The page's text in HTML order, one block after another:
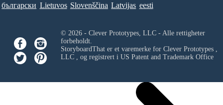
български Lietuvos Slovenščina Latvijas eesti
© 2026 - Clever Prototypes, LLC - Alle rettigheter
forbeholdt.
StoryboardThat er et varemerke for Clever Prototypes ,
LLC, og registrert i US Patent and Trademark Office